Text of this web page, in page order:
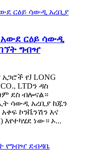
አውደ ርዕይ ሳውዲ
ግብዣ
የJ LONG
LTDን ዳስ
ደስ ብሎናል።
ሳውዲ አረቢያ ከጁን
አቀፍ ኮንቬንሽን እና
እየተካሄደ ነው። ኦ...